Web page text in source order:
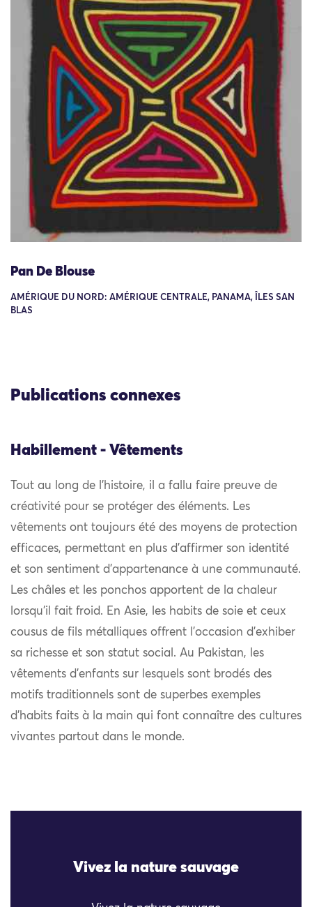
Pan De Blouse
AMÉRIQUE DU NORD: AMÉRIQUE CENTRALE, PANAMA, ÎLES SAN
BLAS
Publications connexes
Habillement - Vêtements
Tout au long de l’histoire, il a fallu faire preuve de
créativité pour se protéger des éléments. Les
vêtements ont toujours été des moyens de protection
efficaces, permettant en plus d’affirmer son identité
et son sentiment d’appartenance à une communauté.
Les châles et les ponchos apportent de la chaleur
lorsqu’il fait froid. En Asie, les habits de soie et ceux
cousus de fils métalliques offrent l’occasion d’exhiber
sa richesse et son statut social. Au Pakistan, les
vêtements d’enfants sur lesquels sont brodés des
motifs traditionnels sont de superbes exemples
d’habits faits à la main qui font connaître des cultures
vivantes partout dans le monde.
Vivez la nature sauvage